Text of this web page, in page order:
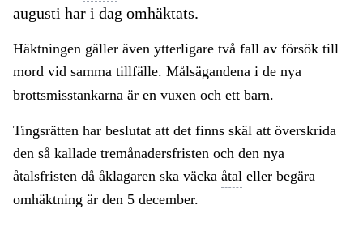
augusti har i dag omhäktats.
Häktningen gäller även ytterligare två fall av försök till
mord vid samma tillfälle. Målsägandena i de nya
brottsmisstankarna är en vuxen och ett barn.
Tingsrätten har beslutat att det finns skäl att överskrida
den så kallade tremånadersfristen och den nya
åtalsfristen då åklagaren ska väcka åtal eller begära
omhäktning är den 5 december.